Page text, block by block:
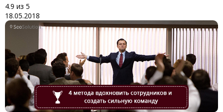
4.9 из 5
18.05.2018